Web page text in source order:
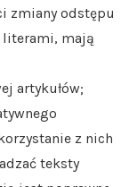
zmiany odstępu
literami, mają
artykułów;
z nich
teksty